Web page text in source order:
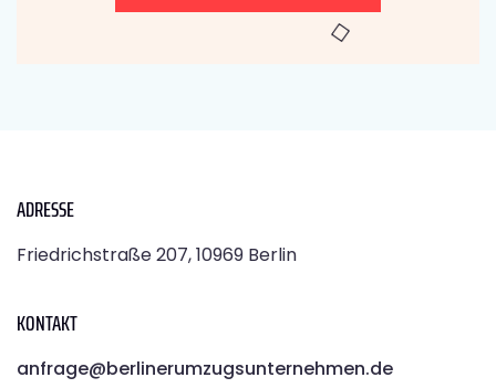
ADRESSE
Friedrichstraße 207, 10969 Berlin
KONTAKT
anfrage@berlinerumzugsunternehmen.de